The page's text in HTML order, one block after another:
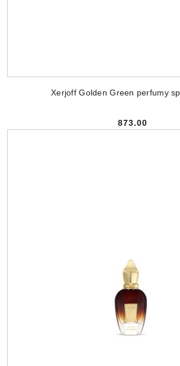
Xerjoff Golden Green perfumy
Cena:
873.00